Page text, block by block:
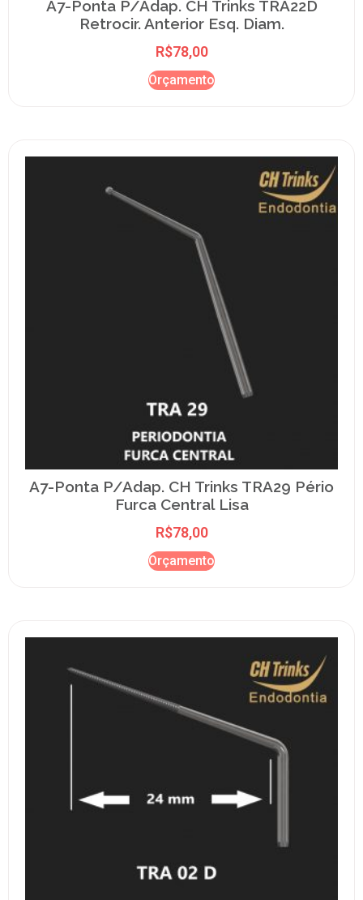
A7-Ponta P/Adap. CH Trinks TRA22D
Retrocir. Anterior Esq. Diam.
R$78,00
Orçamento
A7-Ponta P/Adap. CH Trinks TRA29 Pério
Furca Central Lisa
R$78,00
Orçamento